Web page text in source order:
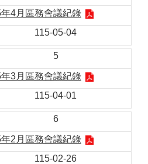
4月區務會議紀錄
115-05-04
5
3月區務會議紀錄
115-04-01
6
2月區務會議紀錄
115-02-26